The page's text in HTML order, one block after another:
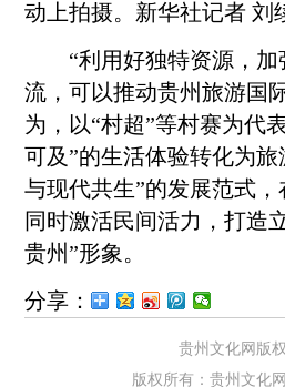
动上拍摄。新华社记者 刘
“利用好独特资源，加
流，可以推动贵州旅游国
为，以“村超”等村赛为代
可及”的生活体验转化为
与现代共生”的发展范式
同时激活民间活力，打造
贵州”形象。
分享：
贵州文化网版
版权所有：贵州文化